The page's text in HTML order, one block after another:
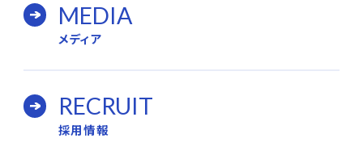
MEDIA
メディア
RECRUIT
採用情報